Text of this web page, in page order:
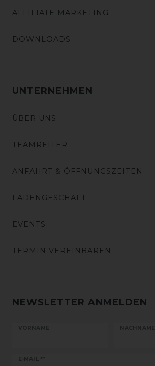
AFFILIATE MARKETING
DOWNLOADS
UNTERNEHMEN
ÜBER UNS
TEAMREITER
ANFAHRT & ÖFFNUNGSZEITEN
LADENGESCHÄFT
EVENTS
TERMIN VEREINBAREN
NEWSLETTER ANMELDEN
VORNAME NACHNAME
E-MAIL **
Newsletter